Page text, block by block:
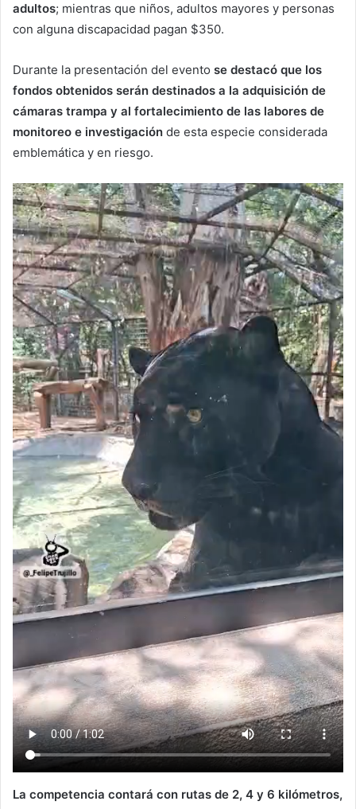
adultos; mientras que niños, adultos mayores y personas
con alguna discapacidad pagan $350.
Durante la presentación del evento se destacó que los
fondos obtenidos serán destinados a la adquisición de
cámaras trampa y al fortalecimiento de las labores de
monitoreo e investigación de esta especie considerada
emblemática y en riesgo.
La competencia contará con rutas de 2, 4 y 6 kilómetros,